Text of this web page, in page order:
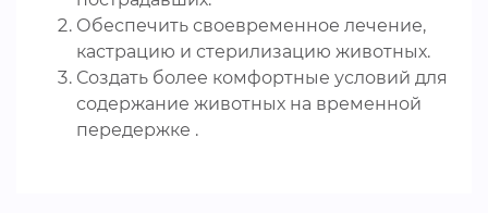
Обеспечить своевременное лечение,
кастрацию и стерилизацию животных.
Создать более комфортные условий для
содержание животных на временной
передержке .